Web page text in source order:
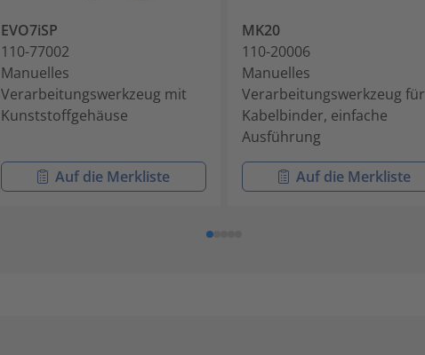
EVO7iSP
110-77002
Manuelles
Verarbeitungswerkzeug mit
Kunststoffgehäuse
Auf die Merkliste
MK20
110-20006
Manuelles
Verarbeitungswerkzeug für
Kabelbinder, einfache
Ausführung
Auf die Merkliste